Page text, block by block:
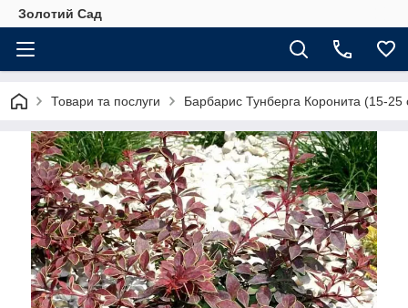
Золотий Сад
Товари та послуги Барбарис Тунберга Коронита (15-